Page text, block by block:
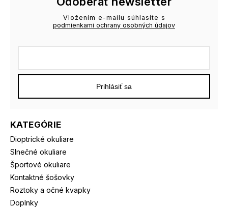
KATEGÓRIE
Dioptrické okuliare
Slnečné okuliare
Športové okuliare
Kontaktné šošovky
Roztoky a očné kvapky
Doplnky
Vložením e-mailu súhlasíte s
podmienkami ochrany osobných údajov
Prihlásiť sa